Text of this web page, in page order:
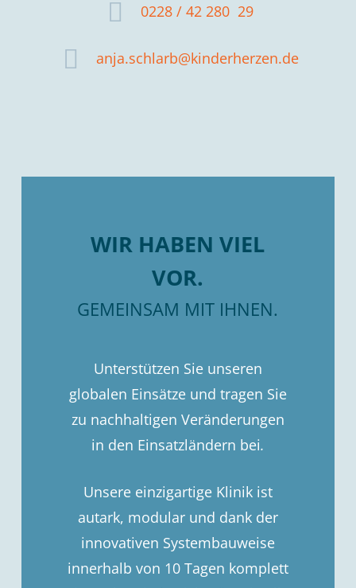
0228 / 42 280 ­ 29
anja.schlarb@kinderherzen.de
WIR HABEN VIEL
VOR.
GEMEINSAM MIT IHNEN.
Unterstützen Sie unseren
globalen Einsätze und tragen Sie
zu nachhaltigen Veränderungen
in den Einsatzländern bei.
Unsere einzigartige Klinik ist
autark, modular und dank der
innovativen Systembauweise
innerhalb von 10 Tagen komplett